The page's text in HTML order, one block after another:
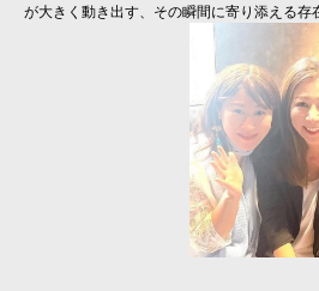
が大きく動き出す、その瞬間に寄り添える存